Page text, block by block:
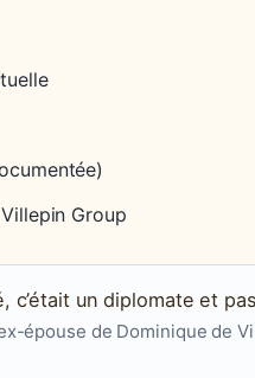
Group
c’était un diplomate et
épouse de Dominique de